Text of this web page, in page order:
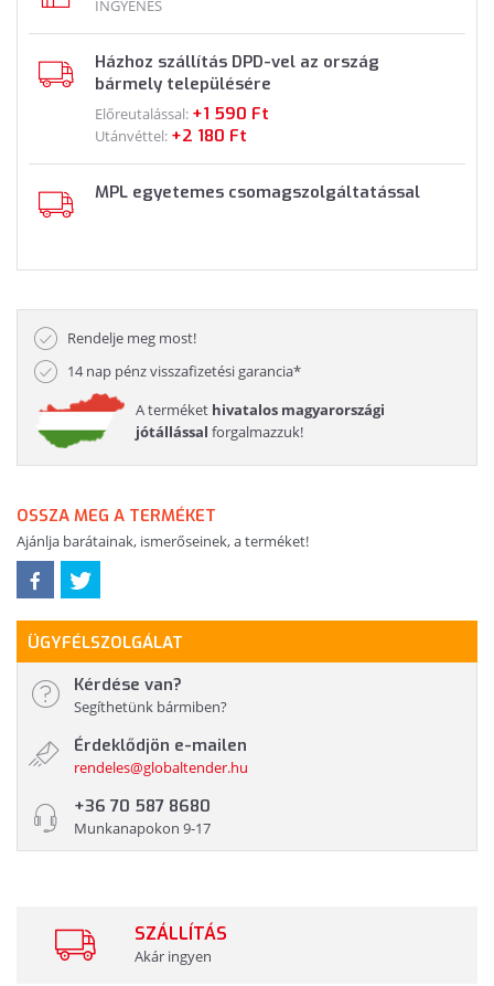
INGYENES
Házhoz szállítás DPD-vel az ország
bármely településére
Előreutalással: +1 590 Ft
Utánvéttel: +2 180 Ft
MPL egyetemes csomagszolgáltatással
Rendelje meg most!
14 nap pénz visszafizetési garancia*
A terméket hivatalos magyarországi
jótállással forgalmazzuk!
OSSZA MEG A TERMÉKET
Ajánlja barátainak, ismerőseinek, a terméket!
ÜGYFÉLSZOLGÁLAT
Kérdése van?
Segíthetünk bármiben?
Érdeklődjön e-mailen
rendeles@globaltender.hu
+36 70 587 8680
Munkanapokon 9-17
SZÁLLÍTÁS
Akár ingyen